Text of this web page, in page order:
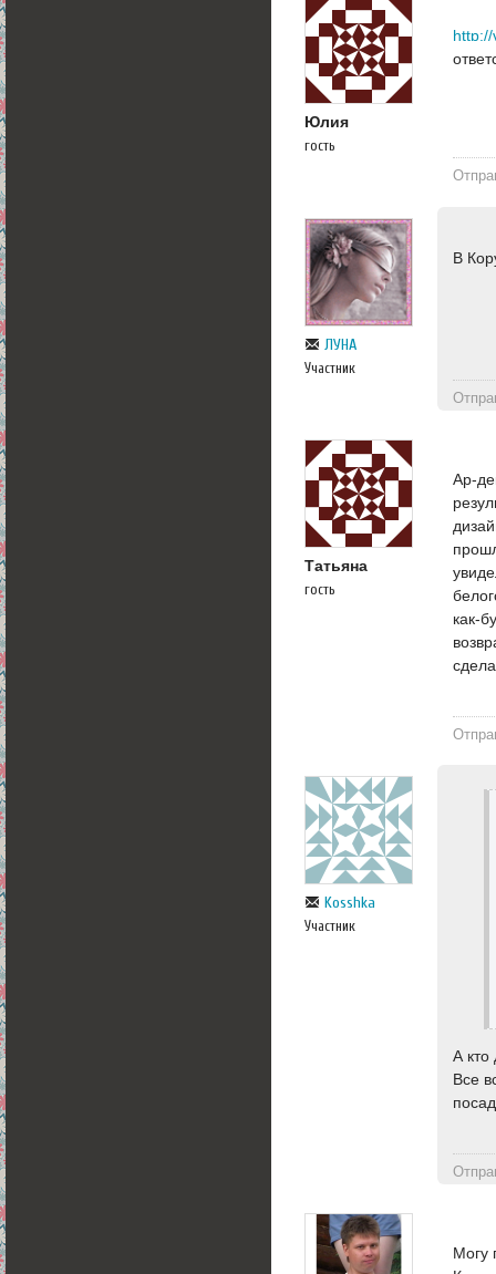
Юлия
гость
ЛУНА
Участник
В
Татьяна
гость
Ар-
как-
Kosshka
Участник
А кто
Все
Могу